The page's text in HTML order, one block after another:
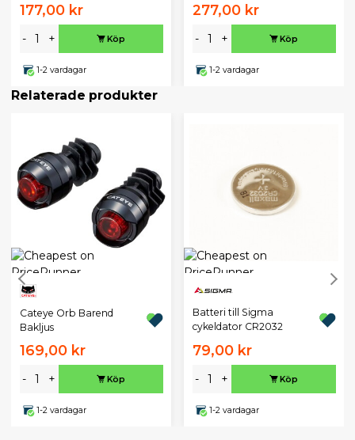
177,00 kr
- + Köp
1-2 vardagar
277,00 kr
- + Köp
1-2 vardagar
Relaterade produkter
Cateye Orb Barend
Bakljus
169,00 kr
- + Köp
1-2 vardagar
Batteri till Sigma
cykeldator CR2032
79,00 kr
- + Köp
1-2 vardagar